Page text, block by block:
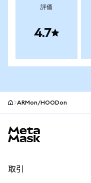
評価
4.7
ARMon/HOODon
取引